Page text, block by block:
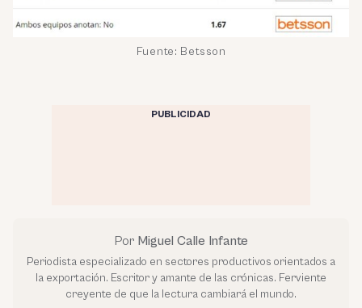
Fuente: Betsson
PUBLICIDAD
Por Miguel Calle Infante
Periodista especializado en sectores productivos orientados a
la exportación. Escritor y amante de las crónicas. Ferviente
creyente de que la lectura cambiará el mundo.